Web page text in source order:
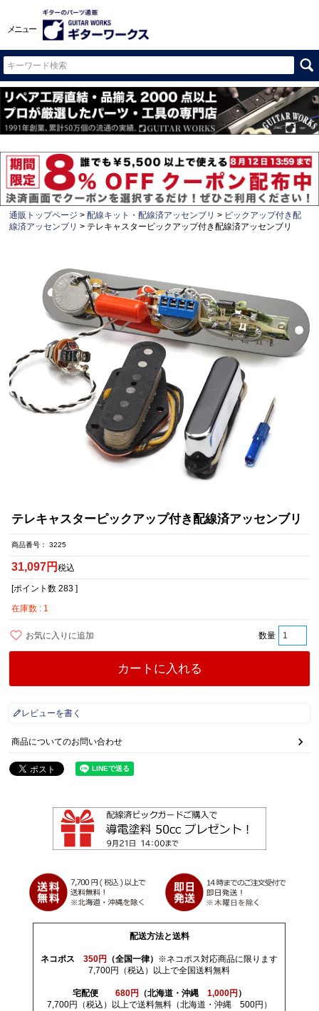
メニュー
通販トップページ 配線キット・配線済アッセンブリ
ピックアップ付き配
線済アッセンブリ
テレキャスターピックアップ付き配線済アッセンブリ
テレキャスターピックアップ付き配線済アッセンブリ
商品番号 3225
31,097 税込
[ポイント数 283 ]
在庫数
1
お気に入りに追加
カートに入れる
レビューを書く
商品についてのお問い合わせ
配送方法と送料
ネコポス350円 （全国一律） ※ネコポス対応商品に限ります
7,700円（税込）以上で全国送料無料
宅配便 680円 （北海道・沖縄 1,000円 ）
7,700円（税込）以上で送料無料（北海道・沖縄 500円）